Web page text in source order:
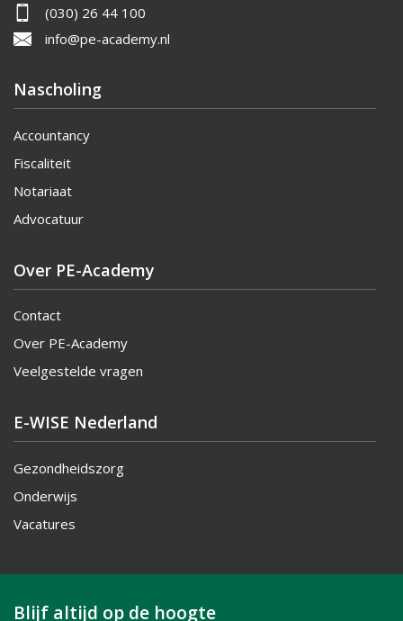
(030) 26 44 100
info@pe-academy.nl
Nascholing
Accountancy
Fiscaliteit
Notariaat
Advocatuur
Over PE-Academy
Contact
Over PE-Academy
Veelgestelde vragen
E-WISE Nederland
Gezondheidszorg
Onderwijs
Vacatures
Blijf altijd op de hoogte